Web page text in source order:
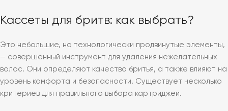
Кассеты для бритв: как выбрать?
Это небольшие, но технологически продвинутые элементы,
— совершенный инструмент для удаления нежелательных
волос. Они определяют качество бритья, а также влияют на
уровень комфорта и безопасности. Существует несколько
критериев для правильного выбора картриджей.